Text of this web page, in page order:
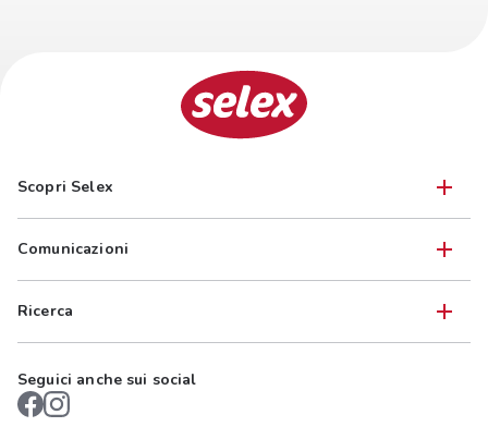
Scopri Selex
Comunicazioni
Ricerca
Seguici anche sui social